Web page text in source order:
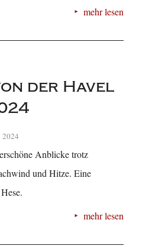
mehr lesen
der Havel
2024
Anblicke trotz
und Hitze. Eine
mehr lesen